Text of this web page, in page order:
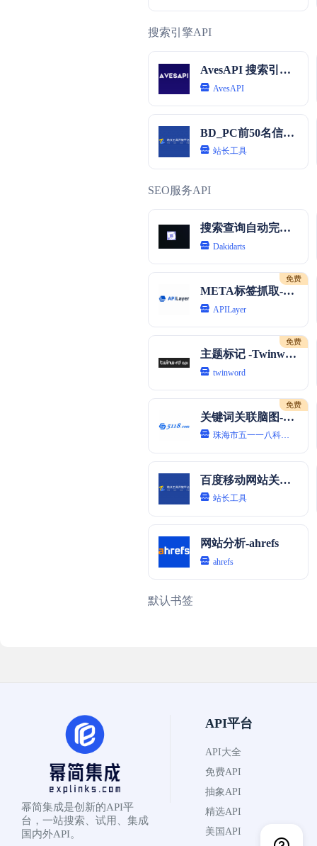
搜索引擎API
AvesAPI 搜索引擎优化SEO
AvesAPI
BD_PC前50名信息-站长工具
站长工具
SEO服务API
搜索查询自动完成-Dakidarts
Dakidarts
META标签抓取-APILayer
APILayer
免费
主题标记 -Twinword-Inc
twinword
免费
关键词关联脑图-5118
珠海市五一一八科技有限公司
免费
百度移动网站关键词-站长工具
站长工具
网站分析-ahrefs
ahrefs
默认书签
幂简集成是创新的API平
台，一站搜索、试用、集成
国内外API。
API平台
API大全
免费API
抽象API
精选API
美国API